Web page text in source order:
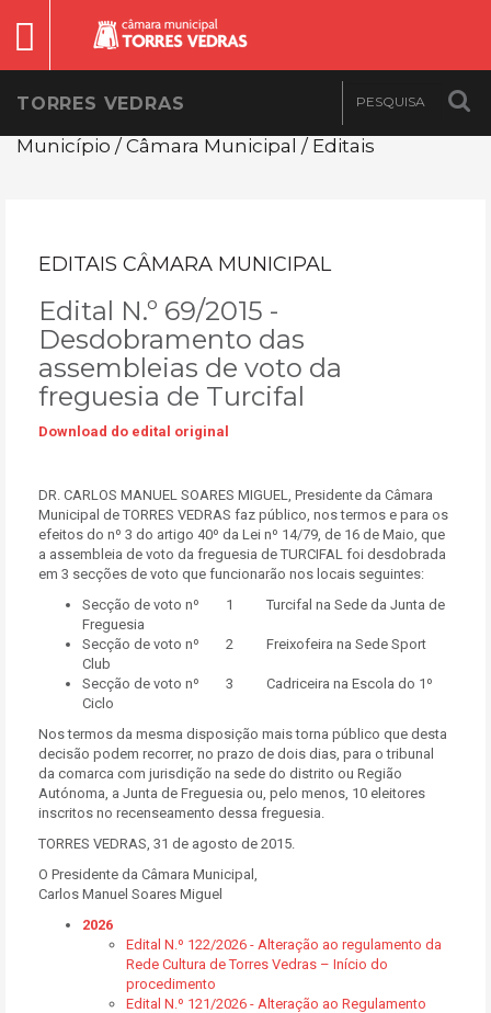
TORRES VEDRAS
Município / Câmara Municipal / Editais
EDITAIS CÂMARA MUNICIPAL
Edital N.º 69/2015 -
Desdobramento das
assembleias de voto da
freguesia de Turcifal
Download do edital original
DR. CARLOS MANUEL SOARES MIGUEL, Presidente da Câmara
Municipal de TORRES VEDRAS faz público, nos termos e para os
efeitos do nº 3 do artigo 40º da Lei nº 14/79, de 16 de Maio, que
a assembleia de voto da freguesia de TURCIFAL foi desdobrada
em 3 secções de voto que funcionarão nos locais seguintes:
Secção de voto nº 1 Turcifal na Sede da Junta de
Freguesia
Secção de voto nº 2 Freixofeira na Sede Sport
Club
Secção de voto nº 3 Cadriceira na Escola do 1º
Ciclo
Nos termos da mesma disposição mais torna público que desta
decisão podem recorrer, no prazo de dois dias, para o tribunal
da comarca com jurisdição na sede do distrito ou Região
Autónoma, a Junta de Freguesia ou, pelo menos, 10 eleitores
inscritos no recenseamento dessa freguesia.
TORRES VEDRAS, 31 de agosto de 2015.
O Presidente da Câmara Municipal,
Carlos Manuel Soares Miguel
2026
Edital N.º 122/2026 - Alteração ao regulamento da
Rede Cultura de Torres Vedras – Início do
procedimento
Edital N.º 121/2026 - Alteração ao Regulamento